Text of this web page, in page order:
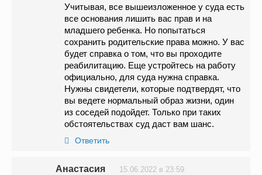
Учитывая, все вышеизложенное у суда есть
все основания лишить вас прав и на
младшего ребенка. Но попытаться
сохранить родительские права можно. У вас
будет справка о том, что вы проходите
реабилитацию. Еще устройтесь на работу
официально, для суда нужна справка.
Нужны свидетели, которые подтвердят, что
вы ведете нормальный образ жизни, один
из соседей подойдет. Только при таких
обстоятельствах суд даст вам шанс.
Ответить
Анастасия 15.06.2022 в 23:59